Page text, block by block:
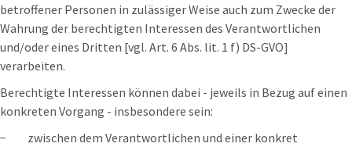
betroffener Personen in zulässiger Weise auch zum Zwecke der
Wahrung der berechtigten Interessen des Verantwortlichen
und/oder eines Dritten [vgl. Art. 6 Abs. lit. 1 f) DS-GVO]
verarbeiten.
Berechtigte Interessen können dabei - jeweils in Bezug auf einen
konkreten Vorgang - insbesondere sein:
− zwischen dem Verantwortlichen und einer konkret